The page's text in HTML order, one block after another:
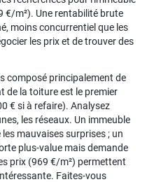
€/m²). Une rentabilité brute
moins concurrentiel que les
les prix et de trouver des
composé principalement de
de la toiture est le premier
€ si à refaire). Analysez
les réseaux. Un immeuble
mauvaises surprises ; un
plus-value mais demande
prix (969 €/m²) permettent
Faites-vous